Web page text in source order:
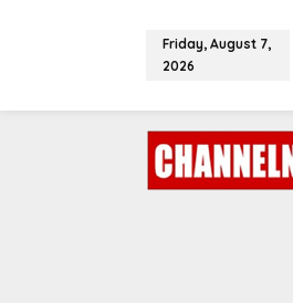
o
Friday, August 7,
2026